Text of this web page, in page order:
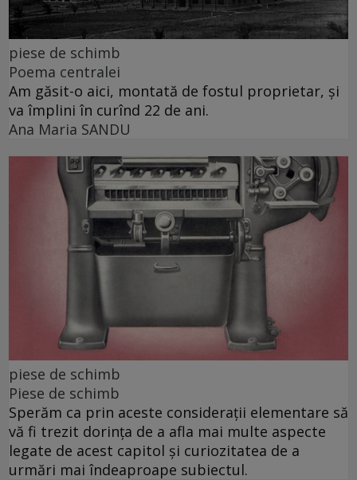
piese de schimb
Poema centralei
Am găsit-o aici, montată de fostul proprietar, și
va împlini în curînd 22 de ani.
Ana Maria SANDU
piese de schimb
Piese de schimb
Sperăm ca prin aceste considerații elementare să
vă fi trezit dorința de a afla mai multe aspecte
legate de acest capitol și curiozitatea de a
urmări mai îndeaproape subiectul.